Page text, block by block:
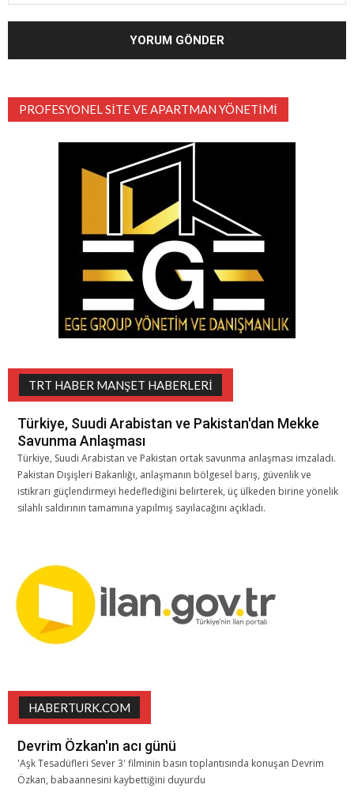
PROFESYONEL SITE VE APARTMAN YÖNETIMI
TRT HABER MANŞET HABERLERI
Türkiye, Suudi Arabistan ve Pakistan'dan Mekke
Savunma Anlaşması
Türkiye, Suudi Arabistan ve Pakistan ortak savunma anlaşması imzaladı.
Pakistan Dışişleri Bakanlığı, anlaşmanın bölgesel barış, güvenlik ve
istikrarı güçlendirmeyi hedeflediğini belirterek, üç ülkeden birine yönelik
silahlı saldırının tamamına yapılmış sayılacağını açıkladı.
HABERTURK.COM
Devrim Özkan'ın acı günü
'Aşk Tesadüfleri Sever 3' filminin basın toplantısında konuşan Devrim
Özkan, babaannesini kaybettiğini duyurdu